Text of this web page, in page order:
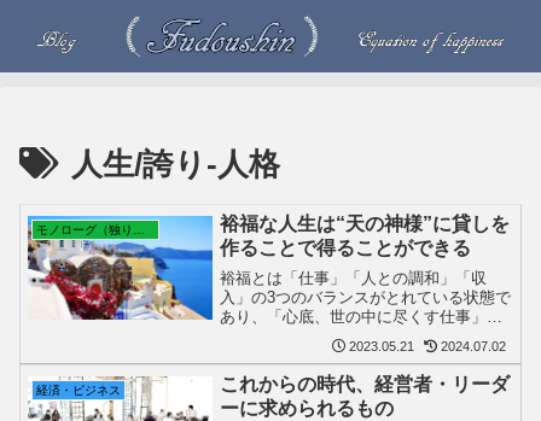
人生/誇り-人格
裕福な人生は“天の神様”に貸しを
作ることで得ることができる
裕福とは「仕事」「人との調和」「収
入」の3つのバランスがとれている状態で
あり、「心底、世の中に尽くす仕事」は
そのすべてを与えてくれる。世の中に貢
献する「やるべき仕事」は「天に貸しを
作る仕事」と「クソどうでもいい仕事」
を見極めることである。
2023.05.21 2024.07.02
経済・ビジネス
これからの時代、経営者・リーダ
ーに求められるもの